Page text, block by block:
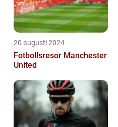
20 augusti 2024
Fotbollsresor Manchester
United